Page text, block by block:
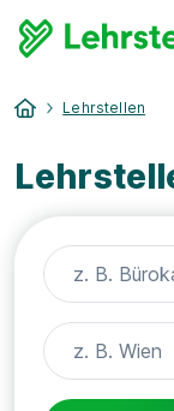
Lehrstellen